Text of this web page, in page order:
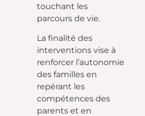
touchant les
parcours de vie.
La finalité des
interventions vise à
renforcer l’autonomie
des familles en
repérant les
compétences des
parents et en